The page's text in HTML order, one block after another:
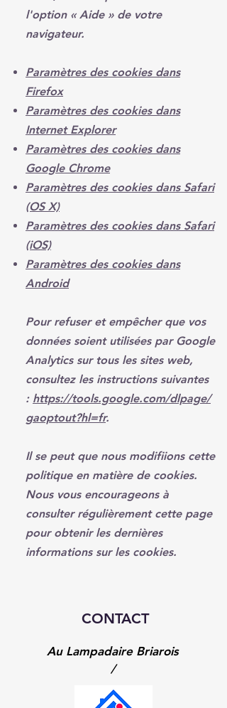
l'option « Aide »de votre
navigateur.
Paramètres des cookies dans
Firefox
Paramètres des cookies dans
Internet Explorer
Paramètres des cookies dans
Google Chrome
Paramètres des cookies dans Safari
(OS X)
Paramètres des cookies dans Safari
(iOS)
Paramètres des cookies dans
Android
Pour refuser et empêcher que vos
données soient utilisées par Google
Analytics sur tous les sites web,
consultez les instructions suivantes
: https://tools.google.com/dlpage/
gaoptout?hl=fr.
Il se peut que nous modifiions cette
politique en matière de cookies.
Nous vous encourageons à
consulter régulièrement cette page
pour obtenir les dernières
informations sur les cookies.
CONTACT
Au Lampadaire Briarois
/